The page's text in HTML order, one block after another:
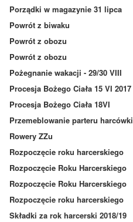
Porządki w magazynie 31 lipca
Powrót z biwaku
Powrót z obozu
Powrót z obozu
Pożegnanie wakacji - 29/30 VIII
Procesja Bożego Ciała 15 VI 2017
Procesja Bożego Ciała 18VI
Przemeblowanie parteru harcówki
Rowery ZZu
Rozpoczęcie roku harcerskiego
Rozpoczęcie Roku Harcerskiego
Rozpoczęcie Roku Harcerskiego
Rozpoczęcie roku harcerskiego
Składki za rok harcerski 2018/19